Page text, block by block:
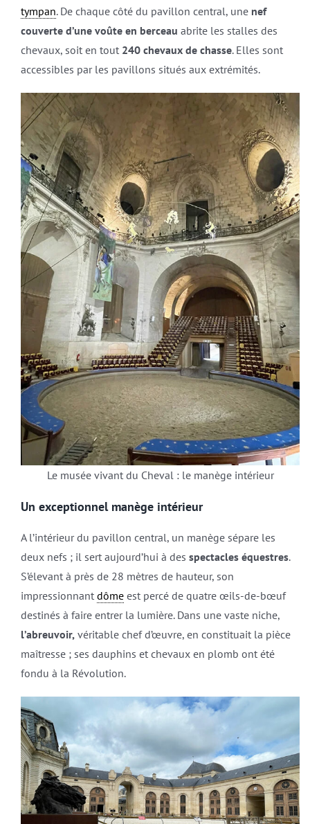
tympan. De chaque côté du pavillon central, une nef
couverte d’une voûte en berceau abrite les stalles des
chevaux, soit en tout 240 chevaux de chasse. Elles sont
accessibles par les pavillons situés aux extrémités.
Le musée vivant du Cheval : le manège intérieur
Un exceptionnel manège intérieur
A l’intérieur du pavillon central, un manège sépare les
deux nefs ; il sert aujourd’hui à des spectacles équestres.
S’élevant à près de 28 mètres de hauteur, son
impressionnant dômeest percé de quatre œils-de-bœuf
destinés à faire entrer la lumière. Dans une vaste niche,
l’abreuvoir,véritable chef d’œuvre, en constituait la pièce
maîtresse ; ses dauphins et chevaux en plomb ont été
fondu à la Révolution.